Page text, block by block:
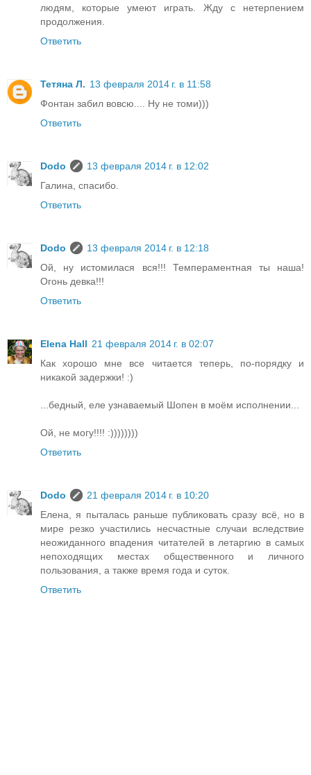
людям, которые умеют играть. Жду с нетерпением
продолжения.
Ответить
Тетяна Л. 13 февраля 2014 г. в 11:58
Фонтан забил вовсю.... Ну не томи)))
Ответить
Dodo
13 февраля 2014 г. в 12:02
Галина, спасибо.
Ответить
Dodo
13 февраля 2014 г. в 12:18
Ой, ну истомилася вся!!! Темпераментная ты наша!
Огонь девка!!!
Ответить
Elena Hall 21 февраля 2014 г. в 02:07
Как хорошо мне все читается теперь, по-порядку и
никакой задержки! :)
...бедный, еле узнаваемый Шопен в моём исполнении...
Ой, не могу!!!! :))))))))
Ответить
Dodo
21 февраля 2014 г. в 10:20
Елена, я пыталась раньше публиковать сразу всё, но в
мире резко участились несчастные случаи вследствие
неожиданного впадения читателей в летаргию в самых
непоходящих местах общественного и личного
пользования, а также время года и суток.
Ответить